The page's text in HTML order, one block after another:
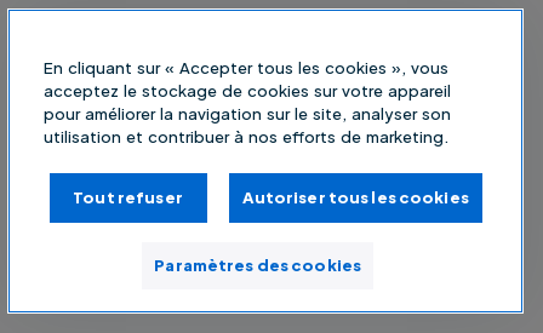
En cliquant sur « Accepter tous les cookies », vous
acceptez le stockage de cookies sur votre appareil
pour améliorer la navigation sur le site, analyser son
utilisation et contribuer à nos efforts de marketing.
Tout refuser Autoriser tous les cookies
Paramètres des cookies